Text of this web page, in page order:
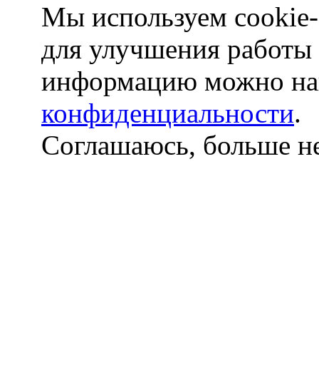
Мы используем
для улучшения
информацию можно
конфиденциальности.
Соглашаюсь, больше